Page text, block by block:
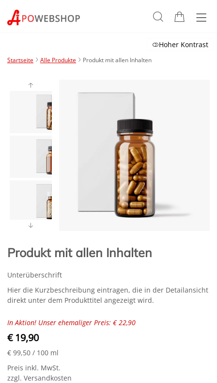
Hoher Kontrast
Startseite Alle Produkte Produkt mit allen Inhalten
Produkt mit allen Inhalten
Unterüberschrift
Hier die Kurzbeschreibung eintragen, die in der Detailansicht
direkt unter dem Produkttitel angezeigt wird.
In Aktion! Unser ehemaliger Preis: € 22,90
€ 19,90
€ 99,50 / 100 ml
Preis inkl. MwSt.
zzgl. Versandkosten